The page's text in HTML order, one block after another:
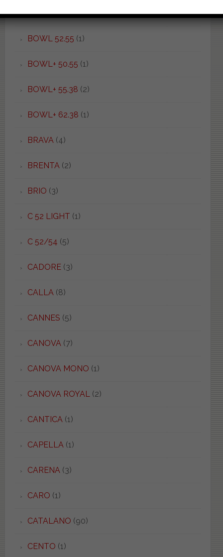
BOWL 50.37(1)
BOWL 52.55 (1)
BOWL+ 50.55 (1)
BOWL+ 55.38 (2)
BOWL+ 62.38 (1)
BRAVA(4)
BRENTA(2)
BRIO (3)
C 52 LIGHT (1)
C 52/54 (5)
CADORE(3)
CALLA(8)
CANNES (5)
CANOVA(7)
CANOVA MONO (1)
CANOVA ROYAL(2)
CANTICA(1)
CAPELLA(1)
CARENA(3)
CARO (1)
CATALANO (90)
CENTO (1)